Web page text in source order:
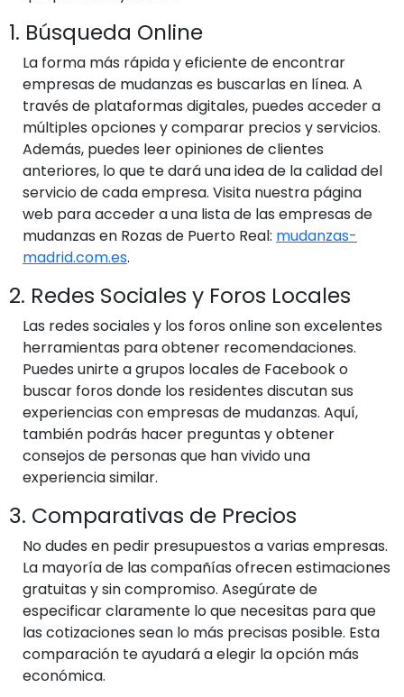
1. Búsqueda Online
La forma más rápida y eficiente de encontrar
empresas de mudanzas es buscarlas en línea. A
través de plataformas digitales, puedes acceder a
múltiples opciones y comparar precios y servicios.
Además, puedes leer opiniones de clientes
anteriores, lo que te dará una idea de la calidad del
servicio de cada empresa. Visita nuestra página
web para acceder a una lista de las empresas de
mudanzas en Rozas de Puerto Real: mudanzas-
madrid.com.es.
2. Redes Sociales y Foros Locales
Las redes sociales y los foros online son excelentes
herramientas para obtener recomendaciones.
Puedes unirte a grupos locales de Facebook o
buscar foros donde los residentes discutan sus
experiencias con empresas de mudanzas. Aquí,
también podrás hacer preguntas y obtener
consejos de personas que han vivido una
experiencia similar.
3. Comparativas de Precios
No dudes en pedir presupuestos a varias empresas.
La mayoría de las compañías ofrecen estimaciones
gratuitas y sin compromiso. Asegúrate de
especificar claramente lo que necesitas para que
las cotizaciones sean lo más precisas posible. Esta
comparación te ayudará a elegir la opción más
económica.